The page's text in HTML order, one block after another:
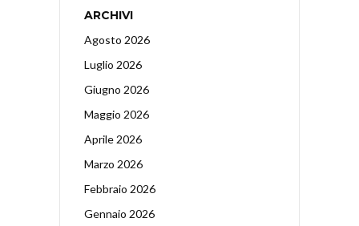
ARCHIVI
Agosto 2026
Luglio 2026
Giugno 2026
Maggio 2026
Aprile 2026
Marzo 2026
Febbraio 2026
Gennaio 2026